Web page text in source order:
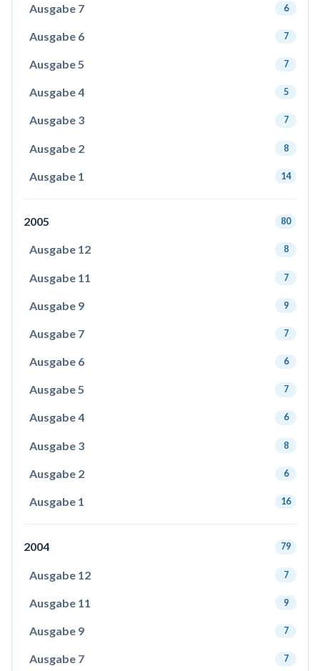
Ausgabe 7 6
Ausgabe 6 7
Ausgabe 5 7
Ausgabe 4 5
Ausgabe 3 7
Ausgabe 2 8
Ausgabe 1 14
2005 80
Ausgabe 12 8
Ausgabe 11 7
Ausgabe 9 9
Ausgabe 7 7
Ausgabe 6 6
Ausgabe 5 7
Ausgabe 4 6
Ausgabe 3 8
Ausgabe 2 6
Ausgabe 1 16
2004 79
Ausgabe 12 7
Ausgabe 11 9
Ausgabe 9 7
Ausgabe 7 7